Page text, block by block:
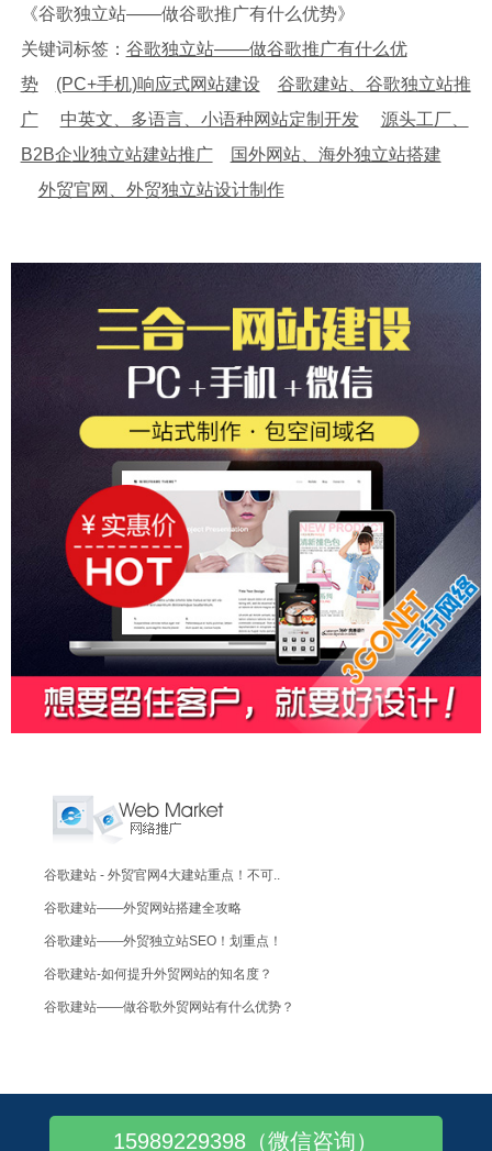
《谷歌独立站——做谷歌推广有什么优势》
关键词标签： 谷歌独立站——做谷歌推广有什么优
势
(PC+手机)响应式网站建设
谷歌建站、谷歌独立站推
广
中英文、多语言、小语种网站定制开发
源头工厂、
B2B企业独立站建站推广
国外网站、海外独立站搭建
外贸官网、外贸独立站设计制作
谷歌建站 - 外贸官网4大建站重点！不可..
谷歌建站——外贸网站搭建全攻略
谷歌建站——外贸独立站SEO！划重点！
谷歌建站-如何提升外贸网站的知名度？
谷歌建站——做谷歌外贸网站有什么优势？
Google外贸建站推广-如何提炼广告语..
15989229398（微信咨询）